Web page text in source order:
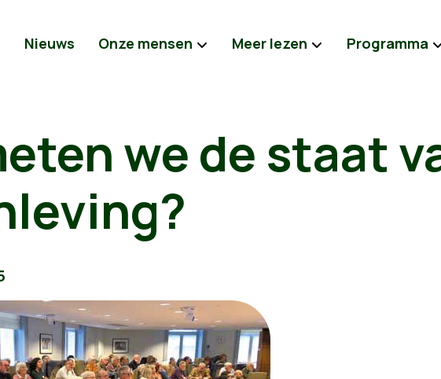
Nieuws Onze mensen Meer lezen Programma
we de staat